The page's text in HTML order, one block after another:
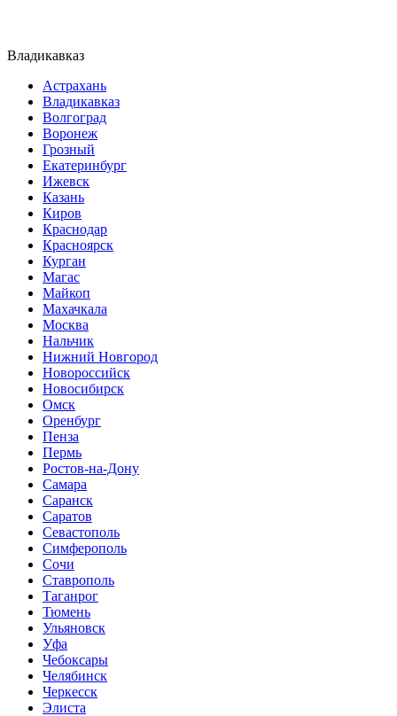
Владикавказ
Астрахань
Владикавказ
Волгоград
Воронеж
Грозный
Екатеринбург
Ижевск
Казань
Киров
Краснодар
Красноярск
Курган
Магас
Майкоп
Махачкала
Москва
Нальчик
Нижний Новгород
Новороссийск
Новосибирск
Омск
Оренбург
Пенза
Пермь
Ростов-на-Дону
Самара
Саранск
Саратов
Севастополь
Симферополь
Сочи
Ставрополь
Таганрог
Тюмень
Ульяновск
Уфа
Чебоксары
Челябинск
Черкесск
Элиста